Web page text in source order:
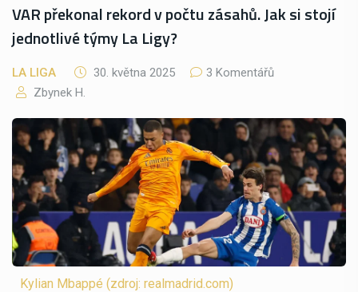
VAR překonal rekord v počtu zásahů. Jak si stojí
jednotlivé týmy La Ligy?
LA LIGA 30. května 2025
3 Komentářů
Zbynek H.
Kylian Mbappé (zdroj: realmadrid.com)